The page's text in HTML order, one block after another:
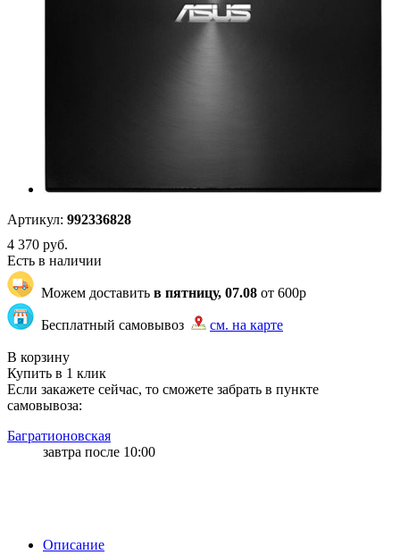
Артикул: 992336828
4 370 руб.
Есть в наличии
Можем доставить в пятницу, 07.08 от 600р
Бесплатный самовывоз
см. на карте
В корзину
Купить в 1 клик
Если закажете сейчас, то сможете забрать в пункте
самовывоза:
Багратионовская
завтра после 10:00
Описание